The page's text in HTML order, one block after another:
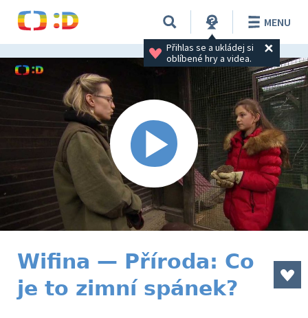
Přihlas se a ukládej si
oblíbené hry a videa.
MENU
Wifina — Příroda: Co
je to zimní spánek?